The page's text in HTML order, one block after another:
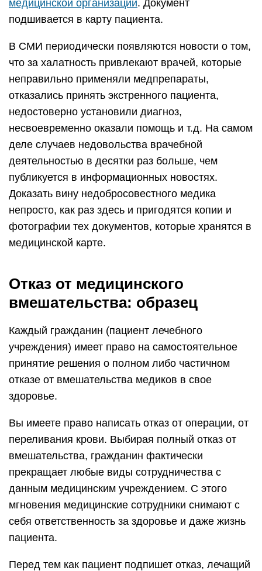
медицинской организации. Документ
подшивается в карту пациента.
В СМИ периодически появляются новости о том,
что за халатность привлекают врачей, которые
неправильно применяли медпрепараты,
отказались принять экстренного пациента,
недостоверно установили диагноз,
несвоевременно оказали помощь и т.д. На самом
деле случаев недовольства врачебной
деятельностью в десятки раз больше, чем
публикуется в информационных новостях.
Доказать вину недобросовестного медика
непросто, как раз здесь и пригодятся копии и
фотографии тех документов, которые хранятся в
медицинской карте.
Отказ от медицинского
вмешательства: образец
Каждый гражданин (пациент лечебного
учреждения) имеет право на самостоятельное
принятие решения о полном либо частичном
отказе от вмешательства медиков в свое
здоровье.
Вы имеете право написать отказ от операции, от
переливания крови. Выбирая полный отказ от
вмешательства, гражданин фактически
прекращает любые виды сотрудничества с
данным медицинским учреждением. С этого
мгновения медицинские сотрудники снимают с
себя ответственность за здоровье и даже жизнь
пациента.
Перед тем как пациент подпишет отказ, лечащий